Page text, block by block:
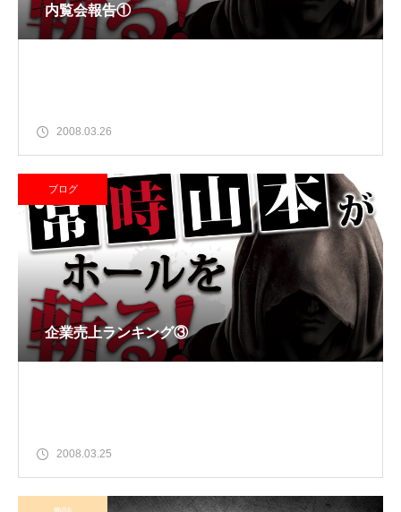
内覧会報告①
2008.03.26
ブログ
企業売上ランキング③
2008.03.25